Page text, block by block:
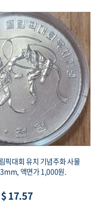
픽대회 유치 기념은화 경회
15g 30mm, 액면가 1만원
$ 73.19